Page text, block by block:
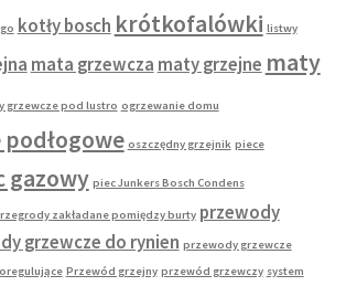
kotły bosch krótkofalówki listwy
mata grzewcza maty grzejne maty
grzewcze pod lustro ogrzewanie domu
oszczędny grzejnik piece
gazowy piec Junkers Bosch Condens
zakładane pomiędzy burty przewody
grzewcze do rynien przewody grzewcze
Przewód grzejny przewód grzewczy system